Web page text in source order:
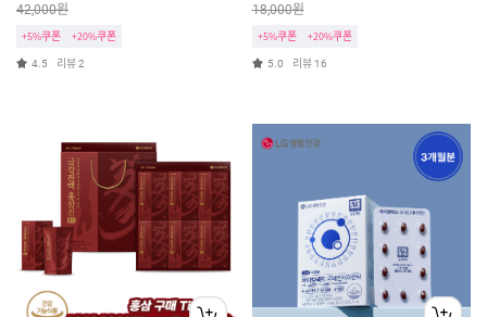
42,000원
+5%쿠폰 +20%쿠폰
4.5 리뷰2
18,000원
+5%쿠폰 +20%쿠폰
5.0 리뷰 16